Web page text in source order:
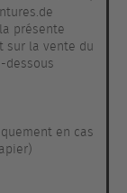
présente
sur la vente du
en cas